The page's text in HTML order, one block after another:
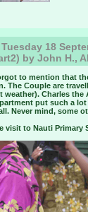
Tuesday 18
by John H.,
to mention that
The Couple are
weather). Charles
put such a
Never mind, some
visit to Nauti Primary